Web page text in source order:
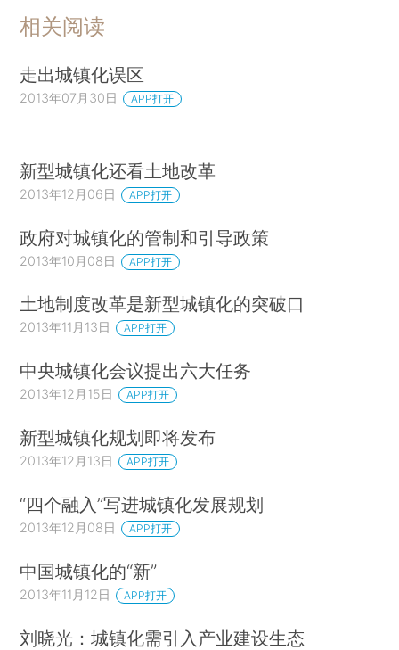
相关阅读
走出城镇化误区
2013年07月30日 APP打开
新型城镇化还看土地改革
2013年12月06日 APP打开
政府对城镇化的管制和引导政策
2013年10月08日 APP打开
土地制度改革是新型城镇化的突破口
2013年11月13日 APP打开
中央城镇化会议提出六大任务
2013年12月15日 APP打开
新型城镇化规划即将发布
2013年12月13日 APP打开
“四个融入”写进城镇化发展规划
2013年12月08日 APP打开
中国城镇化的“新”
2013年11月12日 APP打开
刘晓光：城镇化需引入产业建设生态